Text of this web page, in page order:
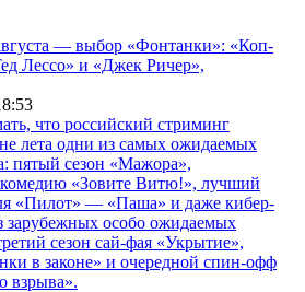
— выбор «Фонтанки»: «Коп-
Лессо» и «Джек Ричер»,
что российский стриминг
лета одни из самых ожидаемых
пятый сезон «Мажора»,
«Зовите Витю!», лучший
«Пилот» — «Паша» и даже кибер-
зарубежных особо ожидаемых
сезон сай-фая «Укрытие»,
в законе» и очередной спин-офф
взрыва».